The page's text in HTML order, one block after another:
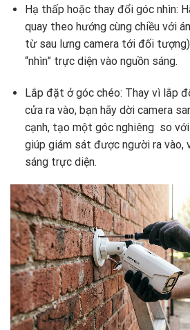
Hạ thấp hoặc thay đổi góc nhìn:
quay theo hướng cùng chiều với
từ sau lưng camera tới đối
“nhìn” trực diện vào nguồn sáng.
Lắp đặt ở góc chéo: Thay vì lắp
cửa ra vào, bạn hãy dời camera
cạnh, tạo một góc nghiêng so với
giúp giám sát được người ra vào,
sáng trực diện.